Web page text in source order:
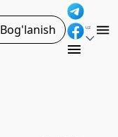
Bog'lanish UZ